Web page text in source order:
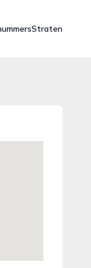
Straten